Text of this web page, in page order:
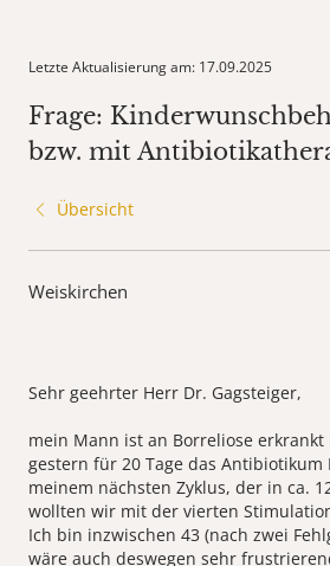
Letzte Aktualisierung am: 17.09.2025
Frage:
bzw. mit
Übersicht
Weiskirchen
Sehr geehrter Herr Dr. Gagsteiger,
mein Mann ist an Borreliose
gestern für 20 Tage das Antibiotikum
meinem nächsten Zyklus, der in ca.
wollten wir mit der vierten
Ich bin inzwischen 43 (nach zwei
wäre auch deswegen sehr